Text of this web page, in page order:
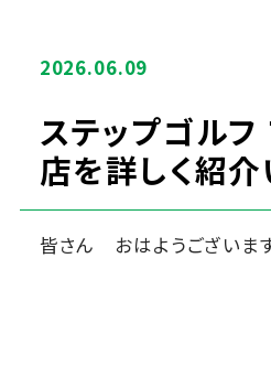
2026.06.09
ステップゴル
店を詳しく紹
皆さん おはようございます